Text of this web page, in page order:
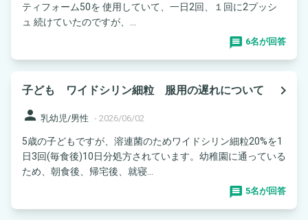
ティフォーム50を 使用していて、一日2回、１回に2プッシ
ュ 続けていたのですが、...
6名が回答
子ども ワイドシリン細粒 服用の遅れについて
navigate_next
person 乳幼児/男性 - 2026/06/02
5歳の子どもですが、溶連菌のためワイドシリン細粒20%を1
日3回(毎食後)10日分処方されています。幼稚園に通っている
ため、朝食後、帰宅後、就寝...
5名が回答